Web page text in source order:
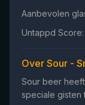
Aanbevolen
Untappd Score:
Over Sour -
Sour beer
speciale gisten